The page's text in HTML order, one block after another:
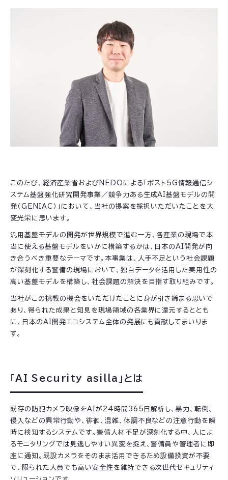
このたび、経済産業省およびNEDOによる「ポスト5G情報通信シ
ステム基盤強化研究開発事業／競争力ある生成AI基盤モデルの開
発（GENIAC）」において、当社の提案を採択いただいたことを大
変光栄に思います。
汎用基盤モデルの開発が世界規模で進む一方、各産業の現場で本
当に使える基盤モデルをいかに構築するかは、日本のAI開発が向
き合うべき重要なテーマです。本事業は、人手不足という社会課題
が深刻化する警備の現場において、独自データを活用した実用性の
高い基盤モデルを構築し、社会課題の解決を目指す取り組みです。
当社がこの挑戦の機会をいただけたことに身が引き締まる思いで
あり、得られた成果と知見を現場領域の各業界に還元するととも
に、日本のAI開発エコシステム全体の発展にも貢献してまいりま
す。
「AI Security asilla」とは
既存の防犯カメラ映像をAIが24時間365日解析し、暴力、転倒、
侵入などの異常行動や、徘徊、混雑、体調不良などの注意行動を瞬
時に検知するシステムです。警備人材不足が深刻化する中、人によ
るモニタリングでは見逃しやすい異変を捉え、警備員や管理者に即
座に通知。既設カメラをそのまま活用できるため設備投資が不要
で、限られた人員でも高い安全性を維持できる次世代セキュリティ